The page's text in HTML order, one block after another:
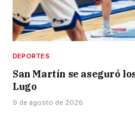
DEPORTES
San Martín se aseguró
Lugo
9 de agosto de 2026